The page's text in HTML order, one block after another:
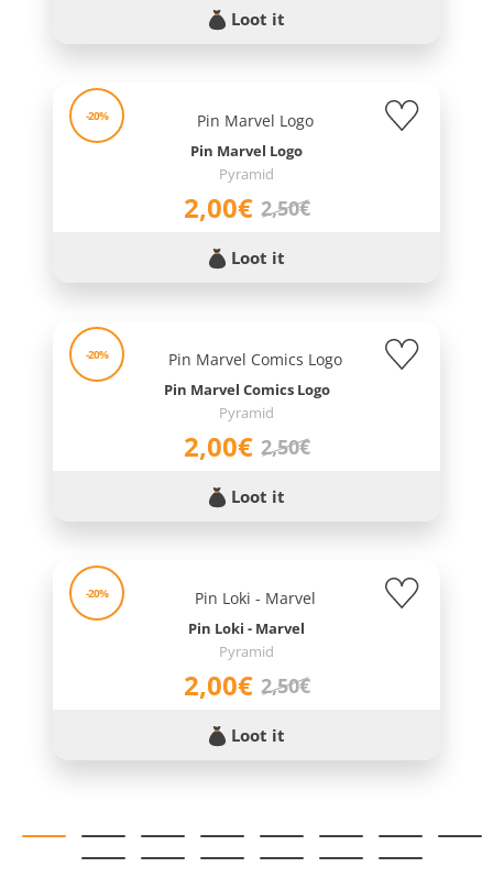
Loot it
-20%
Pin Marvel Logo
Pyramid
2,00€ 2,50€
Loot it
-20%
Pin Marvel Comics Logo
Pyramid
2,00€ 2,50€
Loot it
-20%
Pin Loki - Marvel
Pyramid
2,00€ 2,50€
Loot it